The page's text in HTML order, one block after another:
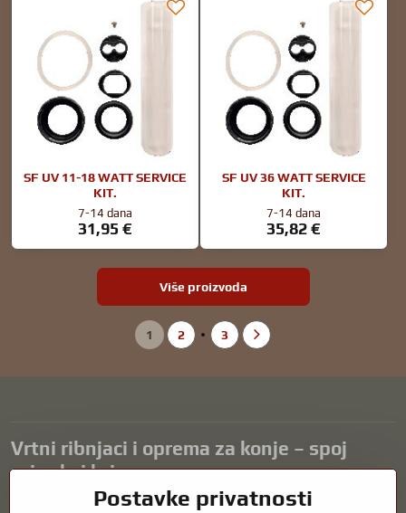
SF UV 11-18 WATT SERVICE
KIT.
7-14 dana
31,95 €
SF UV 36 WATT SERVICE
KIT.
7-14 dana
35,82 €
Više proizvoda
1 2 3
Vrtni ribnjaci i oprema za konje – spoj
prirode i brige
Vrtni ribnjaci prekrasan su dodatak svakom eksterijeru i stvaraju
Postavke privatnosti